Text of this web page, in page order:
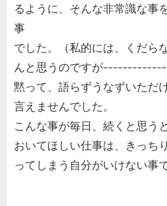
るように、そんな非常識な事
事
でした。（私的には、くだら
んと思うのですが-------------
黙って、語らずうなずいただ
言えませんでした。
こんな事が毎日、続くと思う
おいてほしい仕事は、きっち
ってしまう自分がいけない事